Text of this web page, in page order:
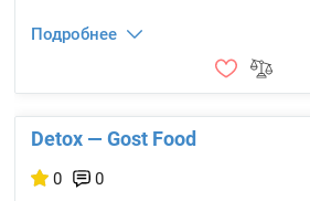
Подробнее
Detox — Gost Food
0 0